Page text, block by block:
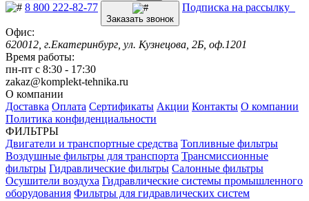
8 800 222-82-77
Заказать звонок
Подписка на рассылку
Офис:
620012, г.Екатеринбург, ул. Кузнецова, 2Б, оф.1201
Время работы:
пн-пт с 8:30 - 17:30
zakaz@komplekt-tehnika.ru
О компании
Доставка Оплата Сертификаты Акции Контакты О компании
Политика конфиденциальности
ФИЛЬТРЫ
Двигатели и транспортные средства Топливные фильтры
Воздушные фильтры для транспорта Трансмиссионные
фильтры Гидравлические фильтры Салонные фильтры
Осушители воздуха Гидравлические системы промышленного
оборудования Фильтры для гидравлических систем